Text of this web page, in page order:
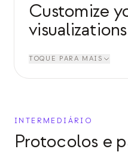
Customize
visualizations
TOQUE PARA MAIS
INTERMEDIÁRIO
Protocolos e